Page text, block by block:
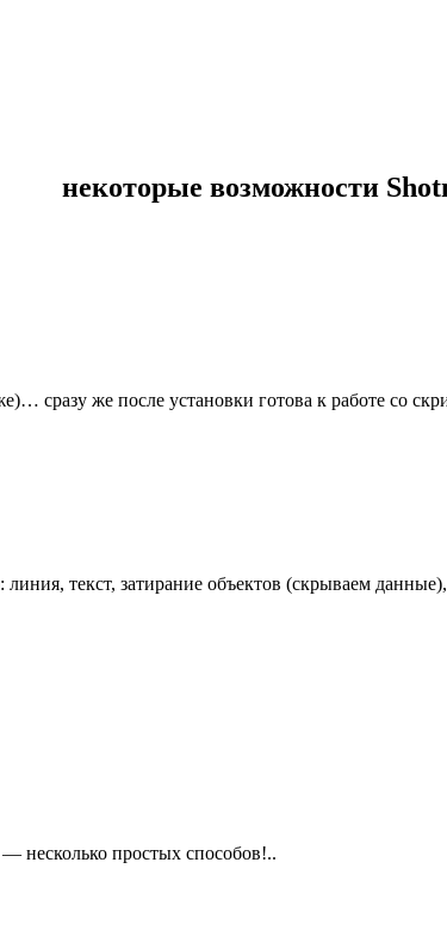
некоторые возможности
сразу же после установки готова к работе со
текст, затирание объектов (скрываем
— несколько простых способов!..